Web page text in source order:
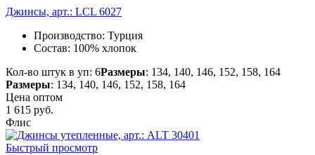
Джинсы, арт.: LCL 6027
Производство: Турция
Состав: 100% хлопок
Кол-во штук в уп: 6Размеры: 134, 140, 146, 152, 158, 164
Размеры: 134, 140, 146, 152, 158, 164
Цена оптом
1 615 руб.
Флис
Быстрый просмотр